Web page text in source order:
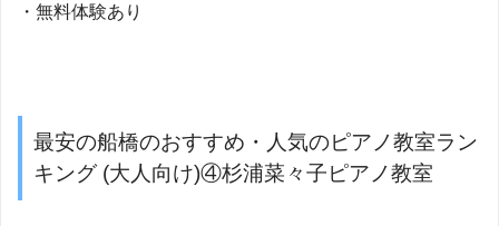
・無料体験あり
最安の船橋のおすすめ・人気のピアノ教室ラン
キング (大人向け)④杉浦菜々子ピアノ教室